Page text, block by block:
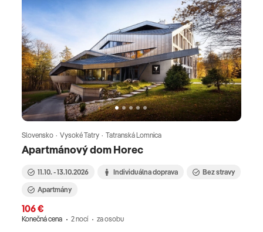
Apartmánový dom Horec
Slovensko · Vysoké Tatry · Tatranská Lomnica
11.10. - 13.10.2026 Individuálna doprava
Bez stravy
Apartmány
106 €
Konečná cena 2 nocí za osobu